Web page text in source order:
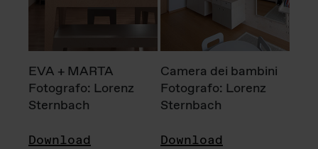
EVA + MARTA
Fotografo: Lorenz
Sternbach
Download
Camera dei bambini
Fotografo: Lorenz
Sternbach
Download